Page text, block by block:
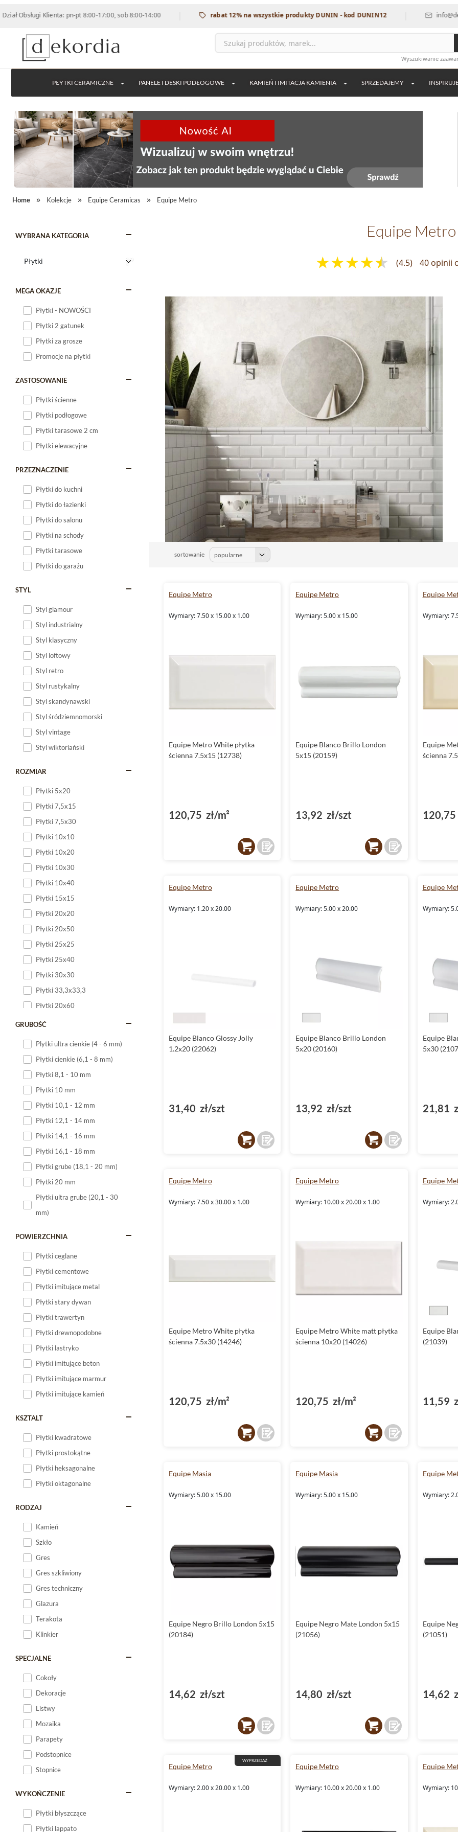
Klienta: pn-pt 8:00-17:00, sob 8:00-14:00 | rabat 12% na wszystkie produkty DUNIN - kod DUNIN12 | info@dekordia.pl
Wyszukiwanie
PŁYTKI CERAMICZNE PANELE I DESKI PODŁOGOWE KAMIEŃ I IMITACJA KAMIENIA SPRZEDAJEMY
Home Kolekcje Equipe Ceramicas Equipe Metro
WYBRANA KATEGORIA
MEGA OKAZJE
Płytki - NOWOŚCI
Płytki 2 gatunek
Płytki za grosze
Promocje na płytki
ZASTOSOWANIE
Płytki ścienne
Płytki podłogowe
Płytki tarasowe 2 cm
Płytki elewacyjne
PRZEZNACZENIE
Płytki do kuchni
Płytki do łazienki
Płytki do salonu
Płytki na schody
Płytki tarasowe
Płytki do garażu
STYL
Styl glamour
Styl industrialny
Styl klasyczny
Styl loftowy
Styl retro
Styl rustykalny
Styl skandynawski
Styl śródziemnomorski
Styl vintage
Styl wiktoriański
ROZMIAR
Płytki 5x20
Płytki 7,5x15
Płytki 7,5x30
Płytki 10x10
Płytki 10x20
Płytki 10x30
Płytki 10x40
Płytki 15x15
Płytki 20x20
Płytki 20x50
Płytki 25x25
Płytki 25x40
Płytki 30x30
Płytki 33,3x33,3
Płytki 20x60
Płytki 20x120
Płytki małe
GRUBOŚĆ
Plytki ultra cienkie (4 - 6 mm)
Płytki cienkie (6,1 - 8 mm)
Płytki 8,1 - 10 mm
Płytki 10 mm
Płytki 10,1 - 12 mm
Płytki 12,1 - 14 mm
Płytki 14,1 - 16 mm
Płytki 16,1 - 18 mm
Płytki grube (18,1 - 20 mm)
Płytki 20 mm
Płytki ultra grube (20,1 - 30
mm)
POWIERZCHNIA
Płytki ceglane
Płytki cementowe
Płytki imitujące metal
Płytki stary dywan
Płytki trawertyn
Płytki drewnopodobne
Płytki lastryko
Płytki imitujące beton
Płytki imitujące marmur
Płytki imitujące kamień
KSZTALT
Płytki kwadratowe
Płytki prostokątne
Płytki heksagonalne
Płytki oktagonalne
RODZAJ
Kamień
Szkło
Gres
Gres szkliwiony
Gres techniczny
Glazura
Terakota
Klinkier
SPECJALNE
Cokoły
Dekoracje
Listwy
Mozaika
Parapety
Podstopnice
Stopnice
WYKOŃCZENIE
Płytki błyszczące
Płytki lappato
Equipe Metro
(4.5) 40 opinii
sortowanie
Equipe Metro
Wymiary: 7.50 x 15.00 x 1.00
Equipe Metro White płytka
ścienna 7.5x15 (12738)
120,75 zł/m²
Equipe Metro
Wymiary: 5.00 x 15.00
Equipe Blanco Brillo London
5x15 (20159)
13,92 zł/szt
Equipe
Wymiary:
Equipe
ścienna
120,75
Equipe Metro
Wymiary: 1.20 x 20.00
Equipe Blanco Glossy Jolly
1.2x20 (22062)
31,40 zł/szt
Equipe Metro
Wymiary: 5.00 x 20.00
Equipe Blanco Brillo London
5x20 (20160)
13,92 zł/szt
Equipe
Wymiary:
Equipe
5x30
21,81
Equipe Metro
Wymiary: 7.50 x 30.00 x 1.00
Equipe Metro White płytka
ścienna 7.5x30 (14246)
120,75 zł/m²
Equipe Metro
Wymiary: 10.00 x 20.00 x 1.00
Equipe Metro White matt płytka
ścienna 10x20 (14026)
120,75 zł/m²
Equipe
Wymiary:
Equipe
(21039)
11,59
Equipe Masia
Wymiary: 5.00 x 15.00
Equipe Negro Brillo London 5x15
(20184)
14,62 zł/szt
Equipe Masia
Wymiary: 5.00 x 15.00
Equipe Negro Mate London 5x15
(21056)
14,80 zł/szt
Equipe
Wymiary:
Equipe
(21051)
14,62
WYPRZEDAŻ
Equipe Metro
Wymiary: 2.00 x 20.00 x 1.00
Equipe Metro
Wymiary: 10.00 x 20.00 x 1.00
Equipe
Wymiary: